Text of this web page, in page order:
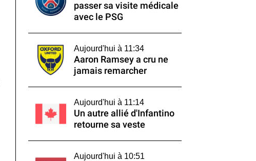
passer sa visite médicale
avec le PSG
Aujourd'hui à 11:34
Aaron Ramsey a cru ne
jamais remarcher
Aujourd'hui à 11:14
Un autre allié d'Infantino
retourne sa veste
Aujourd'hui à 10:51